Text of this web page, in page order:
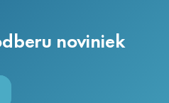
noviniek